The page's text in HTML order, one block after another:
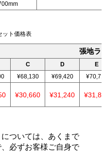
ット価格表
張地ラ
C D
E
¥68,130 ¥69,420
¥30,660 ¥31,240
ついては、あくまで
必ずお客様ご自身で